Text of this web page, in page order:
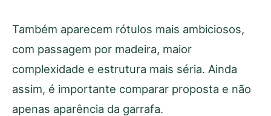
Também aparecem rótulos mais ambiciosos,
com passagem por madeira, maior
complexidade e estrutura mais séria. Ainda
assim, é importante comparar proposta e não
apenas aparência da garrafa.